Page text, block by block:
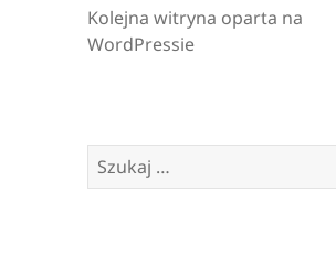
Kolejna witryna oparta na
WordPressie
Szukaj: